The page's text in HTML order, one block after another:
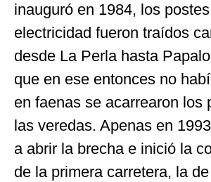
inauguró en 1984, los
electricidad fueron traídos
desde La Perla hasta
que en ese entonces no
en faenas se acarrearon los
las veredas. Apenas en
a abrir la brecha e inició la
de la primera carretera, la